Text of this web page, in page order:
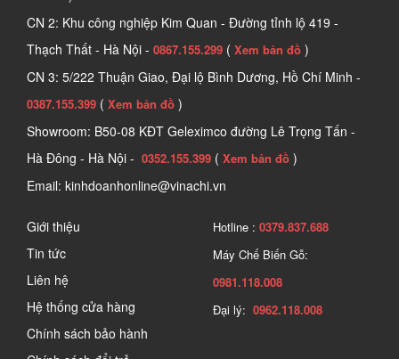
CN 2: Khu công nghiệp Kim Quan - Đường tỉnh lộ 419 -
Thạch Thất - Hà Nội - 0867.155.299 ( Xem bản đồ )
CN 3: 5/222 Thuận Giao, Đại lộ Bình Dương, Hồ Chí Minh -
0387.155.399 ( Xem bản đồ )
Showroom: B50-08 KĐT Geleximco đường Lê Trọng Tấn -
Hà Đông - Hà Nội - 0352.155.399 ( Xem bản đồ )
Email: kinhdoanhonline@vinachi.vn
Giới thiệu
Tin tức
Liên hệ
Hệ thống cửa hàng
Chính sách bảo hành
Hotline : 0379.837.688
Máy Chế Biến Gỗ:
0981.118.008
Đại lý: 0962.118.008